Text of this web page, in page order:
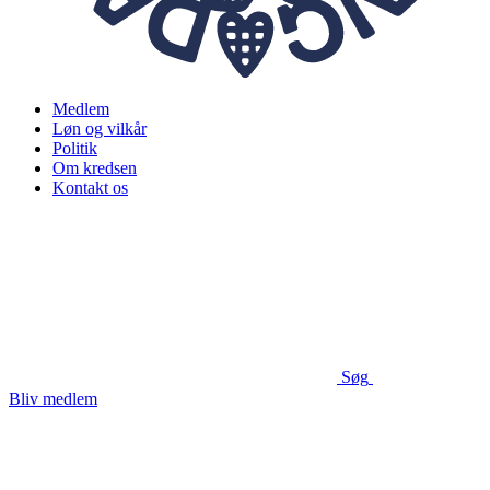
Medlem
Løn og vilkår
Politik
Om kredsen
Kontakt os
Søg
Bliv medlem